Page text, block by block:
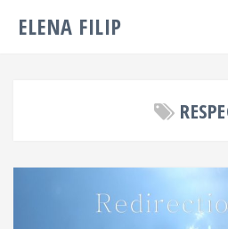
ELENA FILIP